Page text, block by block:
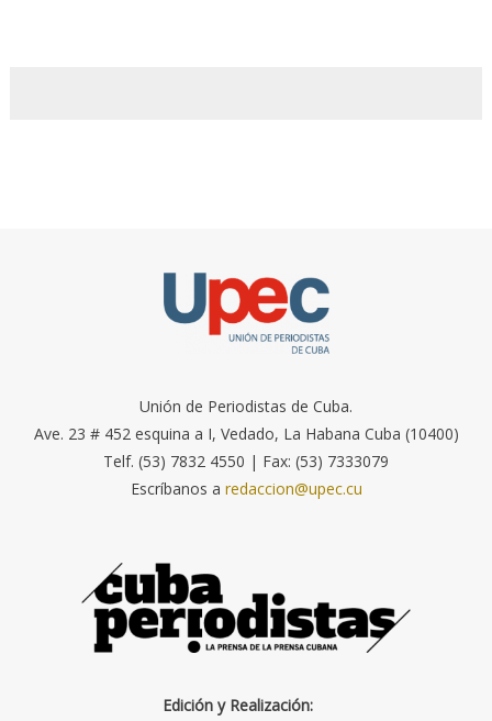
Unión de Periodistas de Cuba.
Ave. 23 # 452 esquina a I, Vedado, La Habana Cuba (10400)
Telf. (53) 7832 4550 | Fax: (53) 7333079
Escríbanos a redaccion@upec.cu
Edición y Realización: